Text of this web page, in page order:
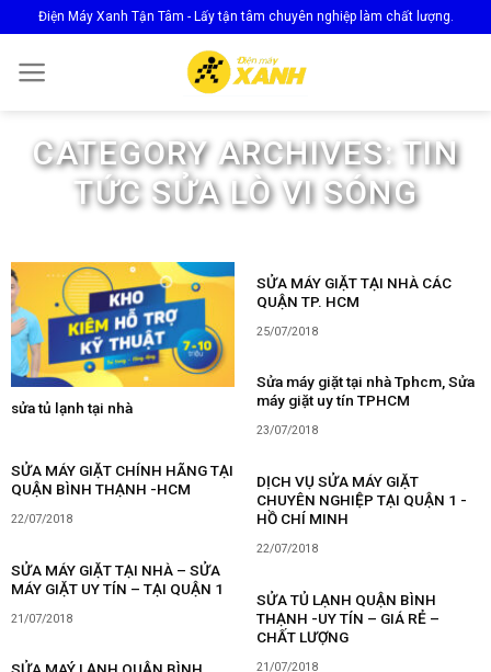
to
content
Điện Máy Xanh Tận Tâm - Lấy tận tâm chuyên nghiệp làm chất lượng.
CATEGORY ARCHIVES: TIN
TỨC SỬA LÒ VI SÓNG
sửa tủ lạnh tại nhà
SỬA MÁY GIẶT TẠI NHÀ CÁC
QUẬN TP. HCM
25/07/2018
Sửa máy giặt tại nhà Tphcm, Sửa
máy giặt uy tín TPHCM
23/07/2018
SỬA MÁY GIẶT CHÍNH HÃNG TẠI
QUẬN BÌNH THẠNH -HCM
22/07/2018
DỊCH VỤ SỬA MÁY GIẶT
CHUYÊN NGHIỆP TẠI QUẬN 1 -
HỒ CHÍ MINH
22/07/2018
SỬA MÁY GIẶT TẠI NHÀ – SỬA
MÁY GIẶT UY TÍN – TẠI QUẬN 1
21/07/2018
SỬA TỦ LẠNH QUẬN BÌNH
THẠNH -UY TÍN – GIÁ RẺ –
CHẤT LƯỢNG
21/07/2018
SỬA MAÝ LẠNH QUẬN BÌNH